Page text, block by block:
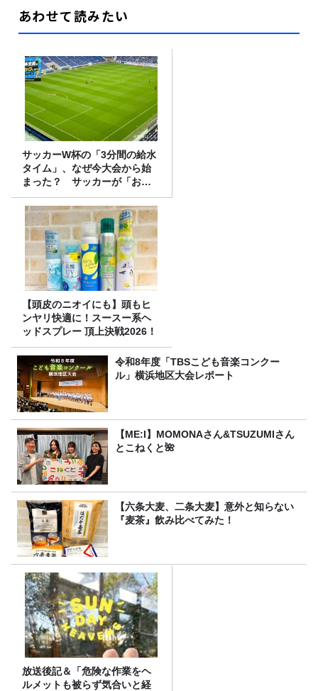
あわせて読みたい
サッカーW杯の「3分間の給水
タイム」、なぜ今大会から始
まった？ サッカーが「お
金」に変わる仕組み
【頭皮のニオイにも】頭もヒ
ンヤリ快適に！スースー系ヘ
ッドスプレー 頂上決戦2026！
令和8年度「TBSこども音楽コンクー
ル」横浜地区大会レポート
【ME:I】MOMONAさん&TSUZUMIさん
とこねくと🌺
【六条大麦、二条大麦】意外と知らない
『麦茶』飲み比べてみた！
放送後記＆「危険な作業をヘ
ルメットも被らず気合いと経